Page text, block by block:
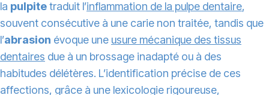
la pulpitetraduit l’inflammation de la pulpe dentaire,
souvent consécutive à une carie non traitée, tandis que
l’abrasion évoque une usure mécanique des tissus
dentaires due à un brossage inadapté ou à des
habitudes délétères. L’identification précise de ces
affections, grâce à une lexicologie rigoureuse,